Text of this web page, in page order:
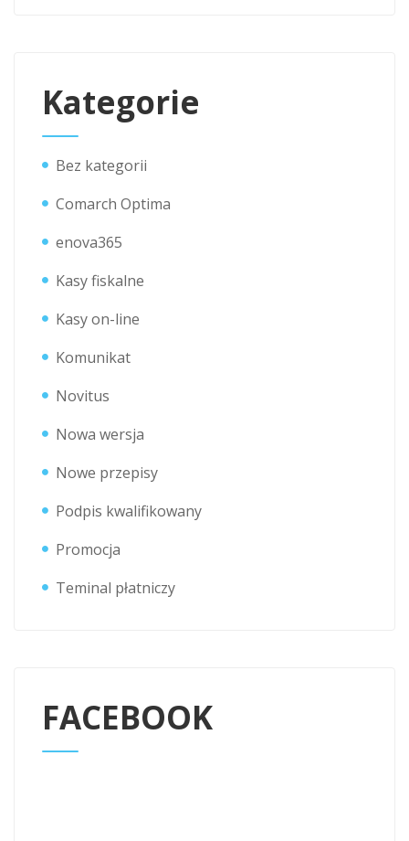
Kategorie
Bez kategorii
Comarch Optima
enova365
Kasy fiskalne
Kasy on-line
Komunikat
Novitus
Nowa wersja
Nowe przepisy
Podpis kwalifikowany
Promocja
Teminal płatniczy
FACEBOOK